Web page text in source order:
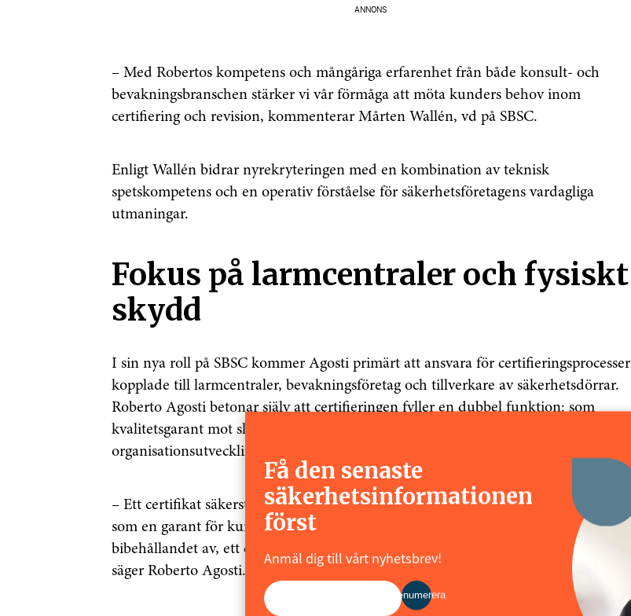
ANNONS
– Med Robertos kompetens och mångåriga erfarenhet från både konsult- och
bevakningsbranschen stärker vi vår förmåga att möta kunders behov inom
certifiering och revision, kommenterar Mårten Wallén, vd på SBSC.
Enligt Wallén bidrar nyrekryteringen med en kombination av teknisk
spetskompetens och en operativ förståelse för säkerhetsföretagens vardagliga
utmaningar.
Fokus på larmcentraler och fysiskt
skydd
I sin nya roll på SBSC kommer Agosti primärt att ansvara för certifieringsprocesser
kopplade till larmcentraler, bevakningsföretag och tillverkare av säkerhetsdörrar.
Roberto Agosti betonar själv att certifieringen fyller en dubbel funktion: som
kvalitetsgarant mot slutkund och som en intern motor för
organisationsutveckling.
– Ett certifikat säkerställer att specifika krav är uppfyllda och fungerar därmed
som en garant för kunder och andra intressenter. Vägen fram till, och
bibehållandet av, ett certifikat blir ofta också en lärandeprocess i organisationen,
säger Roberto Agosti.
Få den senaste
säkerhetsinformationen
först
Anmäl dig till vårt nyhetsbrev!
Prenumerera